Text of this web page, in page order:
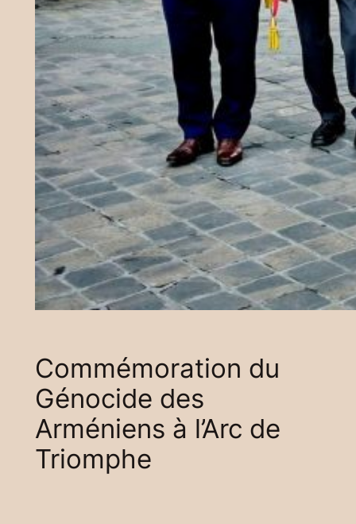
Commémoration du
Génocide des
Arméniens à l’Arc de
Triomphe